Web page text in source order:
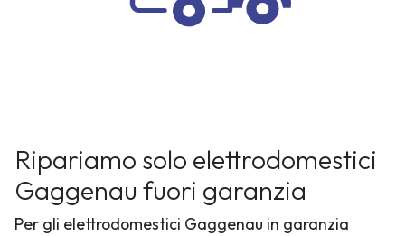
Ripariamo solo elettrodomestici
Gaggenau fuori garanzia
Per gli elettrodomestici Gaggenau in garanzia